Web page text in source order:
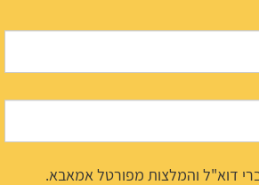
דוא"ל והמלצות מפורטל אמאבא.